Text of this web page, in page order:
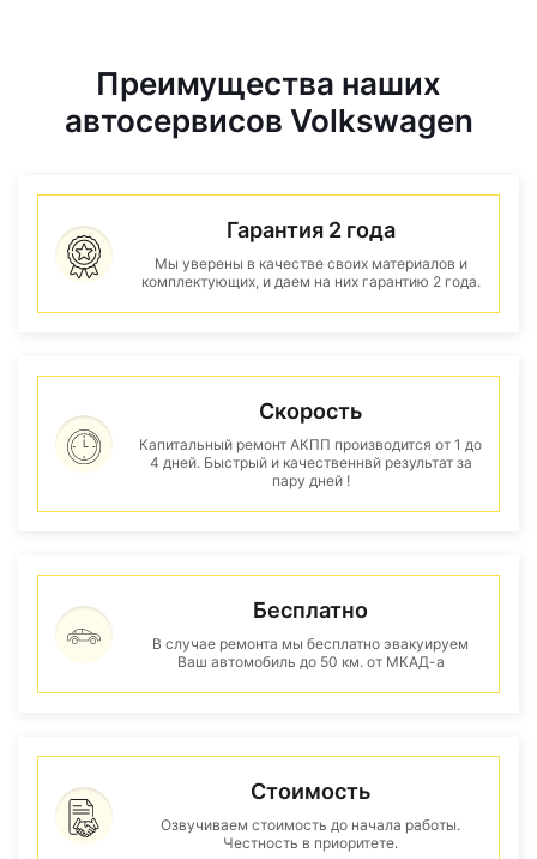
Преимущества наших
автосервисов Volkswagen
Гарантия 2 года
Мы уверены в качестве своих материалов и
комплектующих, и даем на них гарантию 2 года.
Скорость
Капитальный ремонт АКПП производится от 1 до
4 дней. Быстрый и качественнвй результат за
пару дней !
Бесплатно
В случае ремонта мы бесплатно эвакуируем
Ваш автомобиль до 50 км. от МКАД-а
Стоимость
Озвучиваем стоимость до начала работы.
Честность в приоритете.